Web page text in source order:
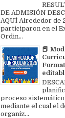
DE ADMISIÓN
AQUÍ Alrededor de
participaron en el
Ordin...
📕
proceso
mediante el cual el
organiz...